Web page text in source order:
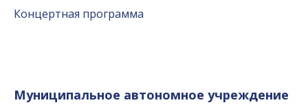
Концертная программа
Муниципальное автономное учреждение